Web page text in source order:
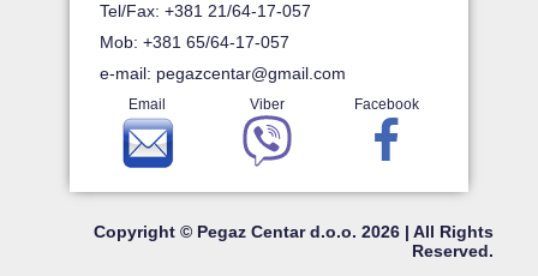
Tel/Fax: +381 21/64-17-057
Mob: +381 65/64-17-057
e-mail: pegazcentar@gmail.com
Email Viber Facebook
Copyright © Pegaz Centar d.o.o. 2026 | All Rights
Reserved.